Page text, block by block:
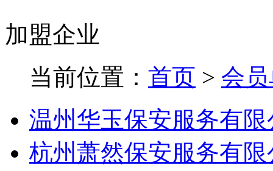
加盟企业
当前位置： 首页 > 会
温州华玉保安服务有限
杭州萧然保安服务有